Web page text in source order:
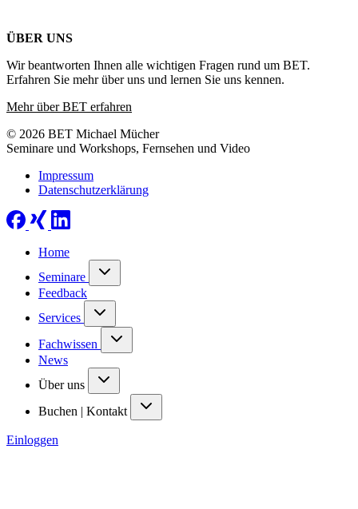
ÜBER UNS
Wir beantworten Ihnen alle wichtigen Fragen rund um BET.
Erfahren Sie mehr über uns und lernen Sie uns kennen.
Mehr über BET erfahren
© 2026 BET Michael Mücher
Seminare und Workshops, Fernsehen und Video
Impressum
Datenschutzerklärung
Home
Seminare
Feedback
Services
Fachwissen
News
Über uns
Buchen | Kontakt
Einloggen